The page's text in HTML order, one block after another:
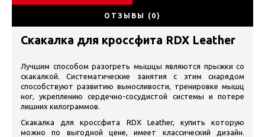
ОТЗЫВЫ (0)
Скакалка для кроссфита RDX Leather
Лучшим способом разогреть мышцы являются прыжки со
скакалкой. Систематические занятия с этим снарядом
способствуют развитию выносливости, тренировке мышц
ног, укреплению сердечно-сосудистой системы и потере
лишних килограммов.
Скакалка для кроссфита RDX Leather, купить которую
можно по выгодной цене, имеет классический дизайн.